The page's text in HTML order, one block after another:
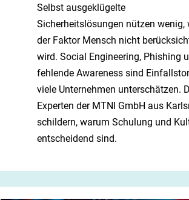
Selbst ausgeklügelte
Sicherheitslösungen nützen wenig,
der Faktor Mensch nicht
wird. Social Engineering, Phishing
fehlende Awareness sind
viele Unternehmen unterschätzen.
Experten der MTNI GmbH aus
schildern, warum Schulung und
entscheidend sind.